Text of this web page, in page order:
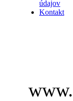
údajov
Kontakt